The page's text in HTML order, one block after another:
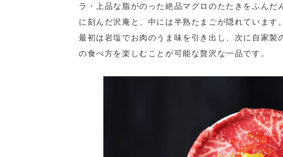
ラ・上品な脂がのった絶品マグロのたたきをふんだ
に刻んだ沢庵と、中には半熟たまごが隠れています。
最初は岩塩でお肉のうま味を引き出し、次に自家製
の食べ方を楽しむことが可能な贅沢な一品です。